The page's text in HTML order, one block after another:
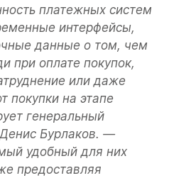
платежных систем
интерфейсы,
данные о том, чем
при оплате покупок,
или даже
покупки на этапе
генеральный
Бурлаков. ―
удобный для них
предоставляя